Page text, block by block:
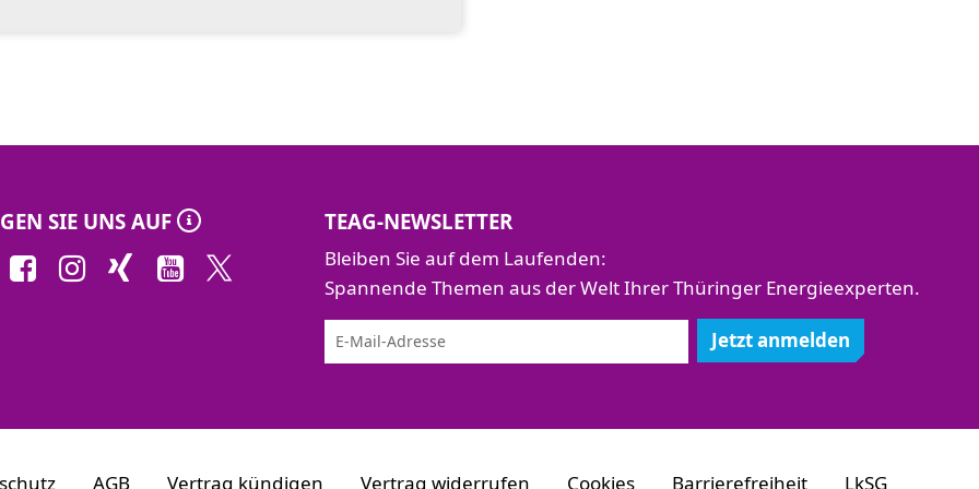
SIE UNS AUF TEAG-NEWSLETTER
Bleiben Sie auf dem Laufenden:
Spannende Themen aus der Welt Ihrer Thüringer Energieexperten.
Jetzt anmelden
AGB Vertrag kündigen Vertrag widerrufen Cookies Barrierefreiheit LkSG